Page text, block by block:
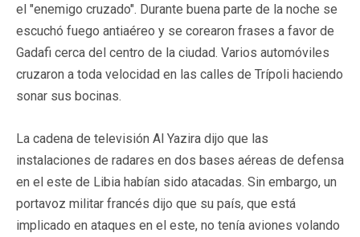
el "enemigo cruzado". Durante buena parte de la noche se
escuchó fuego antiaéreo y se corearon frases a favor de
Gadafi cerca del centro de la ciudad. Varios automóviles
cruzaron a toda velocidad en las calles de Trípoli haciendo
sonar sus bocinas.
La cadena de televisión Al Yazira dijo que las
instalaciones de radares en dos bases aéreas de defensa
en el este de Libia habían sido atacadas. Sin embargo, un
portavoz militar francés dijo que su país, que está
implicado en ataques en el este, no tenía aviones volando